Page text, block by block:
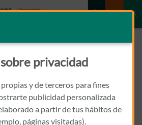
ECHEVARNE ANALISIS
DR. ECHEVARNE
BJ, CENTRO MEDICO MEDCARE
privacidad
y de terceros para fines
publicidad personalizada
a partir de tus hábitos de
páginas visitadas).